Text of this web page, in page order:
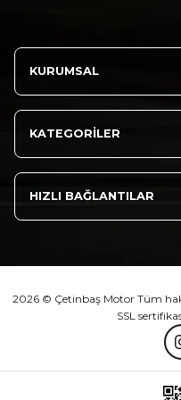
Athena Ön Amortisör Yağ
₺
KURUMSAL
KATEGORİLER
HIZLI BAĞLANTILAR
2026 © Çetinbaş Motor Tüm
SSL